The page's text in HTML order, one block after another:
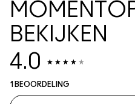
BEKIJKEN
4.0
1 BEOORDELING